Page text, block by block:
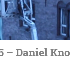
– Daniel